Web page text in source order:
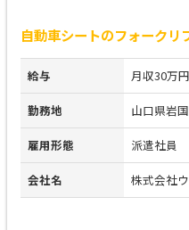
自動車シートのフォーク
給与 月収30万円
勤務地 山口県岩
雇用形態 派遣社員
会社名 株式会社